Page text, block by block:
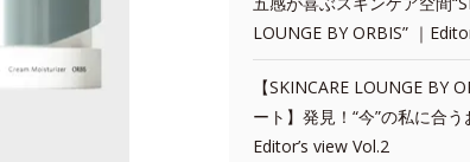
LOUNGE BY ORBIS” ｜
【SKINCARE LOUNGE BY
ート】発見！“今”の私に合う
Editor’s view Vol.2